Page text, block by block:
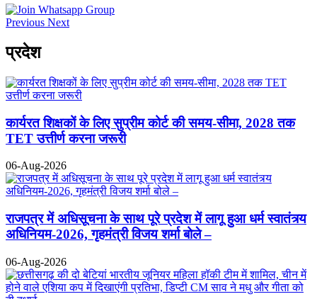
Previous Next
प्रदेश
कार्यरत शिक्षकों के लिए सुप्रीम कोर्ट की समय-सीमा, 2028 तक
TET उत्तीर्ण करना जरूरी
06-Aug-2026
राजपत्र में अधिसूचना के साथ पूरे प्रदेश में लागू हुआ धर्म स्वातंत्र्य
अधिनियम-2026, गृहमंत्री विजय शर्मा बोले –
06-Aug-2026